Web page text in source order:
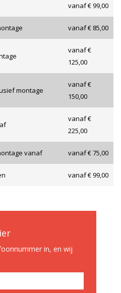
vanaf € 99,00
vanaf € 85,00
vanaf €
125,00
montage
vanaf €
150,00
vanaf €
225,00
vanaf vanaf € 75,00
vanaf € 99,00
in, en wij